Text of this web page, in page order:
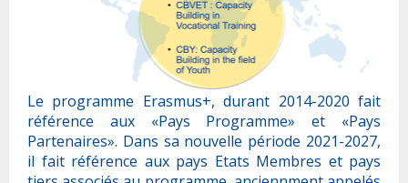
Le programme Erasmus+, durant 2014-2020 fait
référence aux «Pays Programme» et «Pays
Partenaires». Dans sa nouvelle période 2021-2027,
il fait référence aux pays Etats Membres et pays